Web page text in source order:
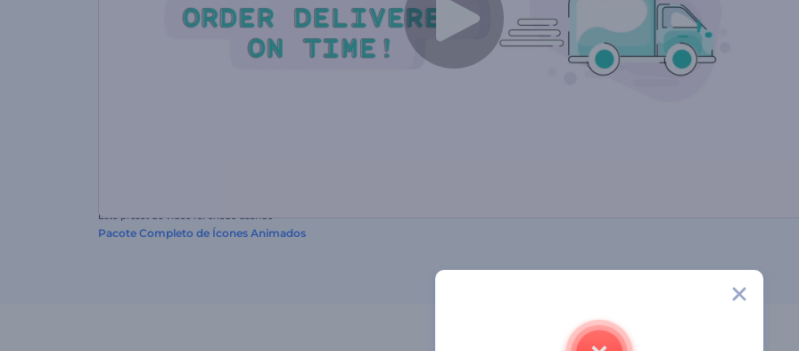
Este preset de vídeo foi criado usando
Pacote Completo de Ícones Animados